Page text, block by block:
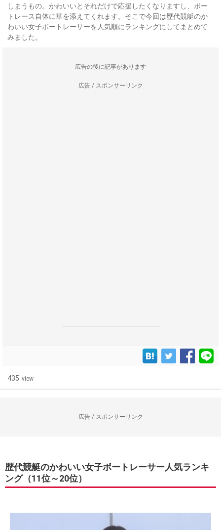
しまうもの。かわいいとそれだけで応援したくなりますし、ボー
トレース自体に華を添えてくれます。そこで今回は歴代競艇のか
わいい女子ボートレーサーを人気順にランキングにしてまとめて
みました。
--------------------広告の後に記事があります--------------------
広告 / スポンサーリンク
------------------------------------------------------------------
435 view
広告 / スポンサーリンク
歴代競艇のかわいい女子ボートレーサー人気ランキ
ング（11位～20位）